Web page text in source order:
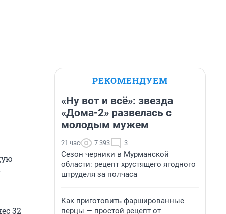
32
РЕКОМЕНДУЕМ
«Ну вот и всё»: звезда
«Дома-2» развелась с
молодым мужем
21 час 7 393 3
Сезон черники в Мурманской
области: рецепт хрустящего ягодного
штруделя за полчаса
Как приготовить фаршированные
перцы — простой рецепт от